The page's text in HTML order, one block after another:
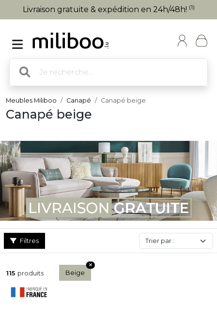
Livraison gratuite & expédition en 24h/48h! (1)
Meubles Miliboo Canapé Canapé beige
Canapé beige
Filtres
115 produits Beige